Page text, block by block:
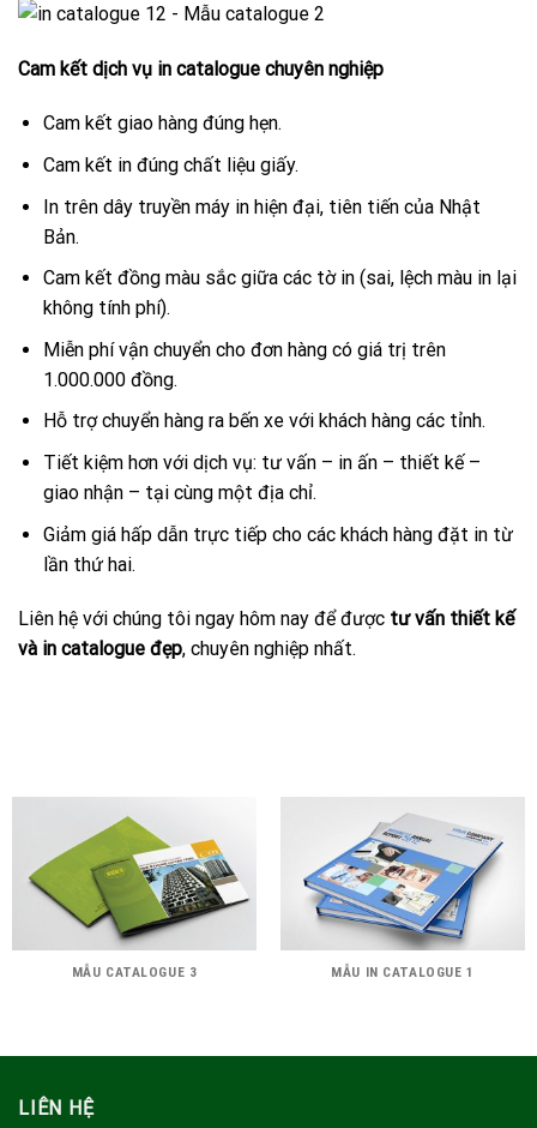
Cam kết dịch vụ in catalogue chuyên nghiệp
Cam kết giao hàng đúng hẹn.
Cam kết in đúng chất liệu giấy.
In trên dây truyền máy in hiện đại, tiên tiến của Nhật
Bản.
Cam kết đồng màu sắc giữa các tờ in (sai, lệch màu in lại
không tính phí).
Miễn phí vận chuyển cho đơn hàng có giá trị trên
1.000.000 đồng.
Hỗ trợ chuyển hàng ra bến xe với khách hàng các tỉnh.
Tiết kiệm hơn với dịch vụ: tư vấn – in ấn – thiết kế –
giao nhận – tại cùng một địa chỉ.
Giảm giá hấp dẫn trực tiếp cho các khách hàng đặt in từ
lần thứ hai.
Liên hệ với chúng tôi ngay hôm nay để được tư vấn thiết kế
và in catalogue đẹp, chuyên nghiệp nhất.
MẪU CATALOGUE 3 MẪU IN CATALOGUE 1
LIÊN HỆ